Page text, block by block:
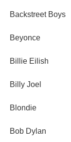
Backstreet Boys
Beyonce
Billie Eilish
Billy Joel
Blondie
Bob Dylan